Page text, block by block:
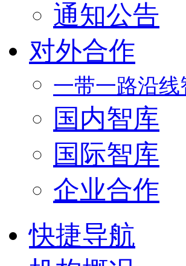
通知公告
对外合作
一带一路沿线
国内智库
国际智库
企业合作
快捷导航